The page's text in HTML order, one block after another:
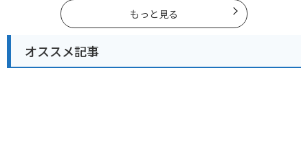
す。バイクで東海にツーリングに行く際は参考にしてく
ださい。
もっと見る
オススメ記事